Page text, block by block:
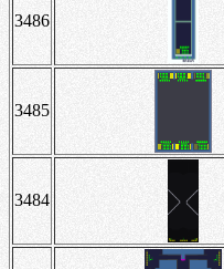
3486
3485
3484